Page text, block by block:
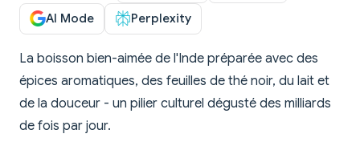
AI Mode Perplexity
La boisson bien-aimée de l'Inde préparée avec des
épices aromatiques, des feuilles de thé noir, du lait et
de la douceur - un pilier culturel dégusté des milliards
de fois par jour.